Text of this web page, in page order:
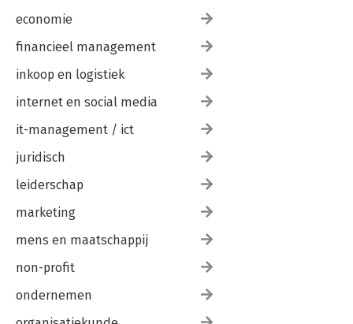
economie
financieel management
inkoop en logistiek
internet en social media
it-management / ict
juridisch
leiderschap
marketing
mens en maatschappij
non-profit
ondernemen